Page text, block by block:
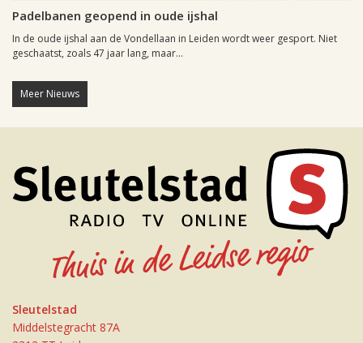
Padelbanen geopend in oude ijshal
In de oude ijshal aan de Vondellaan in Leiden wordt weer gesport. Niet
geschaatst, zoals 47 jaar lang, maar...
Meer Nieuws
Sleutelstad
Middelstegracht 87A